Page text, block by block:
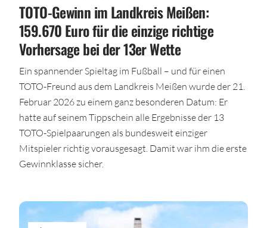
TOTO-Gewinn im Landkreis Meißen:
159.670 Euro für die einzige richtige
Vorhersage bei der 13er Wette
Ein spannender Spieltag im Fußball – und für einen
TOTO-Freund aus dem Landkreis Meißen wurde der 21.
Februar 2026 zu einem ganz besonderen Datum: Er
hatte auf seinem Tippschein alle Ergebnisse der 13
TOTO-Spielpaarungen als bundesweit einziger
Mitspieler richtig vorausgesagt. Damit war ihm die erste
Gewinnklasse sicher.